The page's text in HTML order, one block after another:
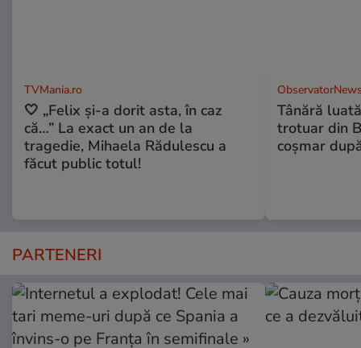
TVMania.ro
🤍 „Felix și-a dorit asta, în caz
că…” La exact un an de la
tragedie, Mihaela Rădulescu a
făcut public totul!
Tânără
trotuar din
coşmar
PARTENERI